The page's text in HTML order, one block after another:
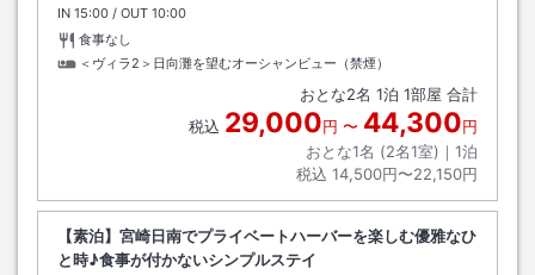
IN チェックイン
15:00 / OUT チェックアウト
10:00
食事なし
＜ヴィラ2＞日向灘を望むオーシャンビュー（禁煙）
おとな2名 1泊 1部屋 合計
税込 29,000円 〜 44,300円
おとな1名 (2名1室)｜ 1泊
税込 14,500円〜22,150円
【素泊】宮崎日南でプライベートハーバーを楽しむ優雅なひ
と時♪食事が付かないシンプルステイ